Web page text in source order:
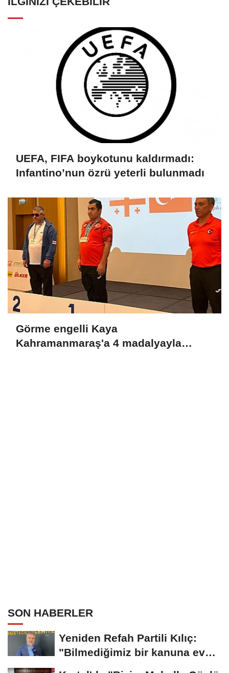
UEFA, FIFA boykotunu kaldırmadı:
Infantino’nun özrü yeterli bulunmadı
Görme engelli Kaya
Kahramanmaraş'a 4 madalyayla
SON HABERLER
Yeniden Refah Partili Kılıç:
"Bilmediğimiz bir kanuna evet